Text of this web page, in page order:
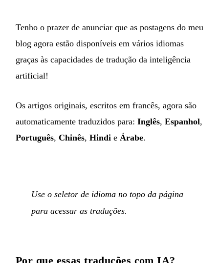
Tenho o prazer de anunciar que as postagens do meu
blog agora estão disponíveis em vários idiomas
graças às capacidades de tradução da inteligência
artificial!
Os artigos originais, escritos em francês, agora são
automaticamente traduzidos para: Inglês, Espanhol,
Português, Chinês, Hindi e Árabe.
Use o seletor de idioma no topo da página
para acessar as traduções.
Por que essas traduções com IA?